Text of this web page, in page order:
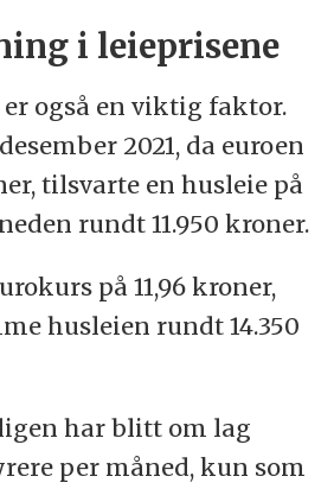
i leieprisene
også en viktig faktor.
2021, da euroen
tilsvarte en husleie på
rundt 11.950 kroner.
på 11,96 kroner,
husleien rundt 14.350
har blitt om lag
per måned, kun som